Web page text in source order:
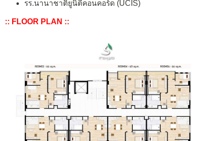
รร.นานาชาติยูนิตี้คอนคอร์ด (UCIS)
:: FLOOR PLAN ::